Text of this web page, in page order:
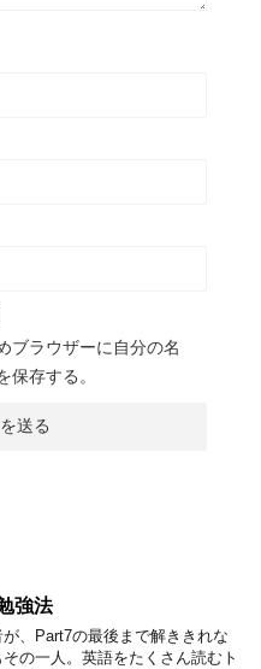
ブラウザーに自分の名
保存する。
強法
、Part7の最後まで解ききれな
の一人。英語をたくさん読むト